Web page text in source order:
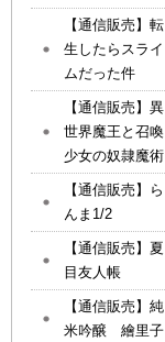
【通信販売】転
生したらスライ
ムだった件
【通信販売】異
世界魔王と召喚
少女の奴隷魔術
【通信販売】ら
んま1/2
【通信販売】夏
目友人帳
【通信販売】純
米吟醸 繪里子